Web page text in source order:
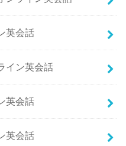
英会話
イン英会話
英会話
英会話